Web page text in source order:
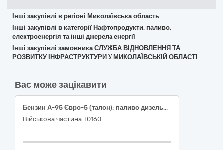
Інші закупівлі в регіоні Миколаївська область
Інші закупівлі в категорії Нафтопродукти, паливо,
електроенергія та інші джерела енергії
Інші закупівлі замовника СЛУЖБА ВІДНОВЛЕННЯ ТА
РОЗВИТКУ ІНФРАСТРУКТУРИ У МИКОЛАЇВСЬКІЙ ОБЛАСТІ
Вас може зацікавити
Бензин А-95 Євро-5 (талон); паливо дизельне ДП Євро-5 (талон)
Військова частина Т0160